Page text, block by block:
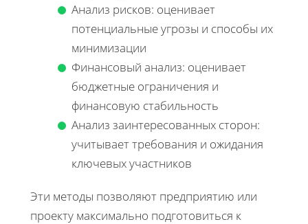
Анализ рисков: оценивает
потенциальные угрозы и способы их
минимизации
Финансовый анализ: оценивает
бюджетные ограничения и
финансовую стабильность
Анализ заинтересованных сторон:
учитывает требования и ожидания
ключевых участников
Эти методы позволяют предприятию или
проекту максимально подготовиться к